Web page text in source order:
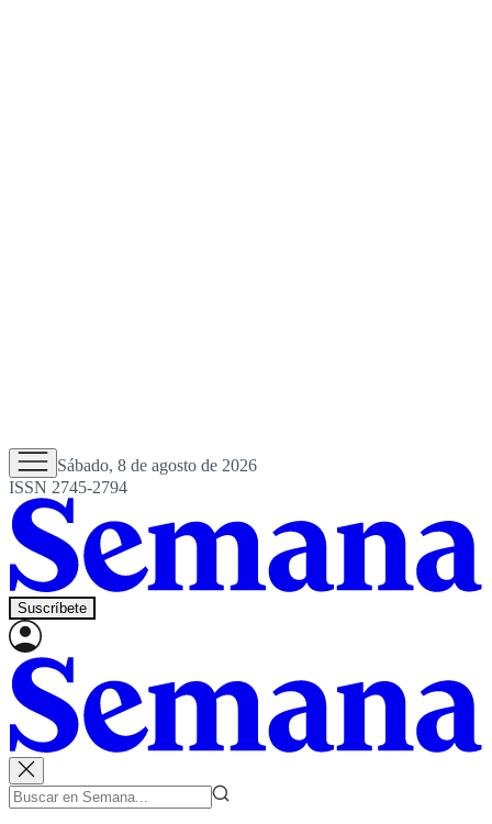
Sábado, 8 de agosto de 2026
ISSN 2745-2794
Suscríbete